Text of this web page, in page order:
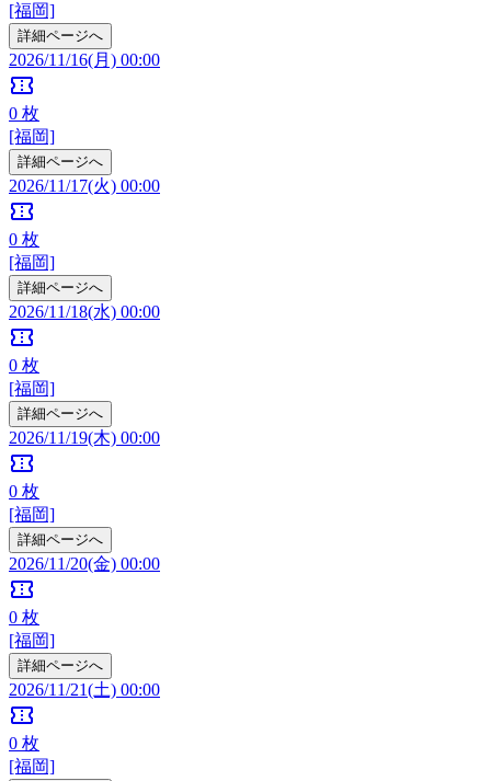
[福岡]
詳細ページへ
2026/11/16(月) 00:00
confirmation_number
0 枚
[福岡]
詳細ページへ
2026/11/17(火) 00:00
confirmation_number
0 枚
[福岡]
詳細ページへ
2026/11/18(水) 00:00
confirmation_number
0 枚
[福岡]
詳細ページへ
2026/11/19(木) 00:00
confirmation_number
0 枚
[福岡]
詳細ページへ
2026/11/20(金) 00:00
confirmation_number
0 枚
[福岡]
詳細ページへ
2026/11/21(土) 00:00
confirmation_number
0 枚
[福岡]